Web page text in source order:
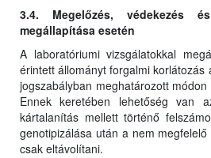
3.4. Megelőzés, védekezés
megállapítása esetén
A laboratóriumi vizsgálatokkal
érintett állományt forgalmi korlátozás
jogszabályban meghatározott
Ennek keretében lehetőség van
kártalanítás mellett történő
genotipizálása után a nem
csak eltávolítani.